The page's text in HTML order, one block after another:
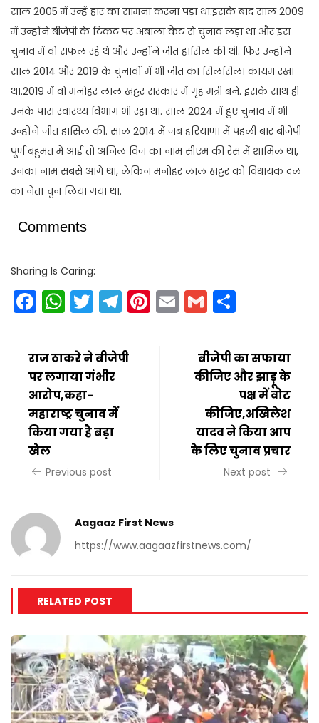
साल 2005 में उन्हें हार का सामना करना पड़ा था.इसके बाद साल 2009
में उन्होंने बीजेपी के टिकट पर अंबाला कैंट से चुनाव लड़ा था और इस
चुनाव में वो सफल रहे थे और उन्होंने जीत हासिल की थी. फिर उन्होंने
साल 2014 और 2019 के चुनावों में भी जीत का सिलसिला कायम रखा
था.2019 में वो मनोहर लाल खट्टर सरकार में गृह मंत्री बने. इसके साथ ही
उनके पास स्वास्थ्य विभाग भी रहा था. साल 2024 में हुए चुनाव में भी
उन्होंने जीत हासिल की. साल 2014 में जब हरियाणा में पहली बार बीजेपी
पूर्ण बहुमत में आई तो अनिल विज का नाम सीएम की रेस में शामिल था,
उनका नाम सबसे आगे था, लेकिन मनोहर लाल खट्टर को विधायक दल
का नेता चुन लिया गया था.
Comments
Sharing Is Caring:
Facebook
WhatsApp
Twitter
Telegram
Pinterest
EmailGmail
राज ठाकरे ने बीजेपी
पर लगाया गंभीर
आरोप,कहा-
महाराष्ट्र चुनाव में
किया गया है बड़ा
खेल
Previous post
बीजेपी का सफाया
कीजिए और झाड़ू के
पक्ष में वोट
कीजिए,अखिलेश
यादव ने किया आप
के लिए चुनाव प्रचार
Next post
Aagaaz First News
https://www.aagaazfirstnews.com/
RELATED POST